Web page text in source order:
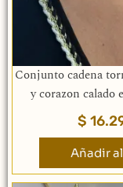
Conjunto cadena
y corazon calado
$
Añadir